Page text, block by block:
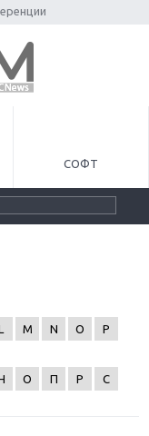
СОФТ
M N O
P
О П Р
С